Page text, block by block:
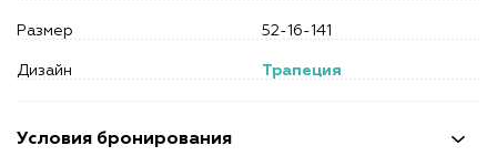
Условия бронирования
Размер 52-16-141
Дизайн Трапеция